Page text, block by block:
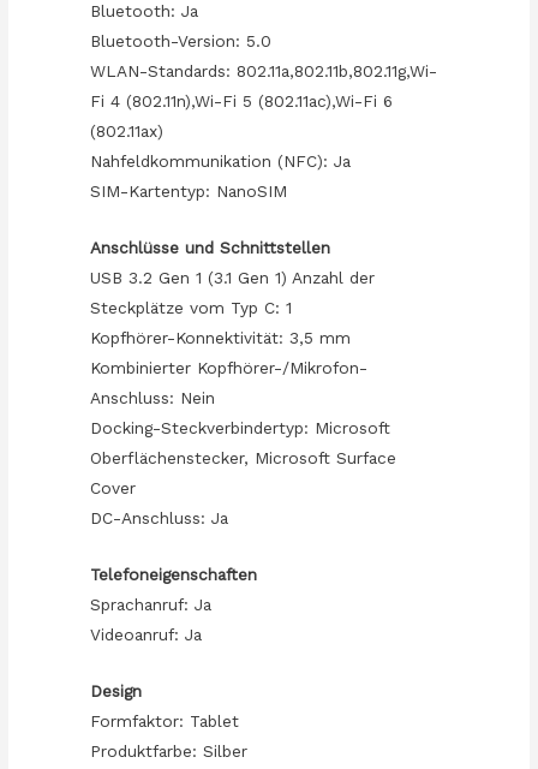
Bluetooth: Ja
Bluetooth-Version: 5.0
WLAN-Standards: 802.11a,802.11b,802.11g,Wi-
Fi 4 (802.11n),Wi-Fi 5 (802.11ac),Wi-Fi 6
(802.11ax)
Nahfeldkommunikation (NFC): Ja
SIM-Kartentyp: NanoSIM
Anschlüsse und Schnittstellen
USB 3.2 Gen 1 (3.1 Gen 1) Anzahl der
Steckplätze vom Typ C: 1
Kopfhörer-Konnektivität: 3,5 mm
Kombinierter Kopfhörer-/Mikrofon-
Anschluss: Nein
Docking-Steckverbindertyp: Microsoft
Oberflächenstecker, Microsoft Surface
Cover
DC-Anschluss: Ja
Telefoneigenschaften
Sprachanruf: Ja
Videoanruf: Ja
Design
Formfaktor: Tablet
Produktfarbe: Silber